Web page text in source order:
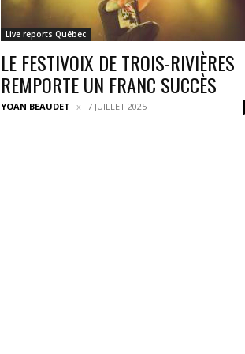
Live reports Québec
LE FESTIVOIX DE TROIS-RIVIÈRES
REMPORTE UN FRANC SUCCÈS
YOAN BEAUDET 7 JUILLET 2025